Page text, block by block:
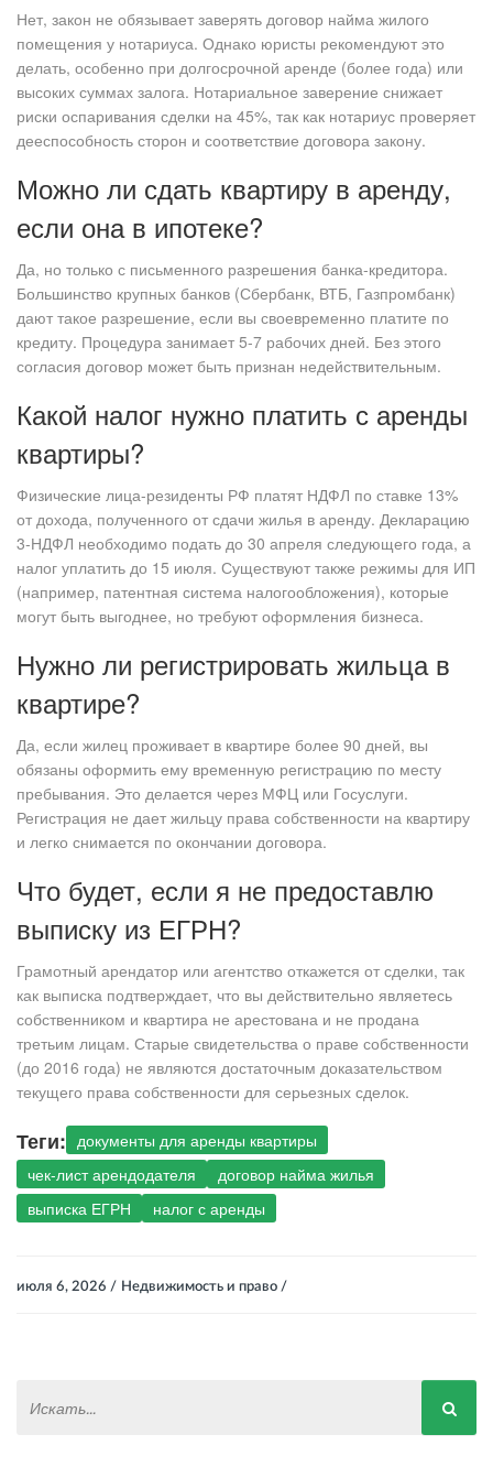
Нет, закон не обязывает заверять договор найма жилого
помещения у нотариуса. Однако юристы рекомендуют это
делать, особенно при долгосрочной аренде (более года) или
высоких суммах залога. Нотариальное заверение снижает
риски оспаривания сделки на 45%, так как нотариус проверяет
дееспособность сторон и соответствие договора закону.
Можно ли сдать квартиру в аренду,
если она в ипотеке?
Да, но только с письменного разрешения банка-кредитора.
Большинство крупных банков (Сбербанк, ВТБ, Газпромбанк)
дают такое разрешение, если вы своевременно платите по
кредиту. Процедура занимает 5-7 рабочих дней. Без этого
согласия договор может быть признан недействительным.
Какой налог нужно платить с аренды
квартиры?
Физические лица-резиденты РФ платят НДФЛ по ставке 13%
от дохода, полученного от сдачи жилья в аренду. Декларацию
3-НДФЛ необходимо подать до 30 апреля следующего года, а
налог уплатить до 15 июля. Существуют также режимы для ИП
(например, патентная система налогообложения), которые
могут быть выгоднее, но требуют оформления бизнеса.
Нужно ли регистрировать жильца в
квартире?
Да, если жилец проживает в квартире более 90 дней, вы
обязаны оформить ему временную регистрацию по месту
пребывания. Это делается через МФЦ или Госуслуги.
Регистрация не дает жильцу права собственности на квартиру
и легко снимается по окончании договора.
Что будет, если я не предоставлю
выписку из ЕГРН?
Грамотный арендатор или агентство откажется от сделки, так
как выписка подтверждает, что вы действительно являетесь
собственником и квартира не арестована и не продана
третьим лицам. Старые свидетельства о праве собственности
(до 2016 года) не являются достаточным доказательством
текущего права собственности для серьезных сделок.
Теги: документы для аренды квартиры
чек-лист арендодателя
договор найма жилья
выписка ЕГРН
налог с аренды
июля 6, 2026 / Недвижимость и право /